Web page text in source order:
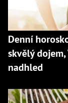
Denní
skvělý
nadhled